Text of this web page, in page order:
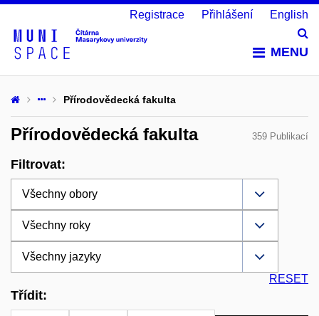
MENU
Registrace Přihlášení English
Přírodovědecká fakulta
359 Publikací
Přírodovědecká fakulta
Filtrovat:
RESET
Třídit: